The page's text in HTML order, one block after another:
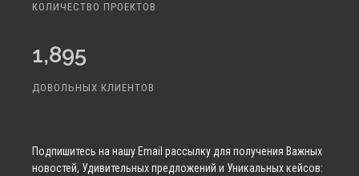
КОЛИЧЕСТВО ПРОЕКТОВ
1,895
ДОВОЛЬНЫХ КЛИЕНТОВ
Подпишитесь на нашу Email рассылку для получения Важных
новостей, Удивительных предложений и Уникальных кейсов: